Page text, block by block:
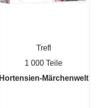
Trefl
1 000 Teile
Hortensien-Märchenwelt